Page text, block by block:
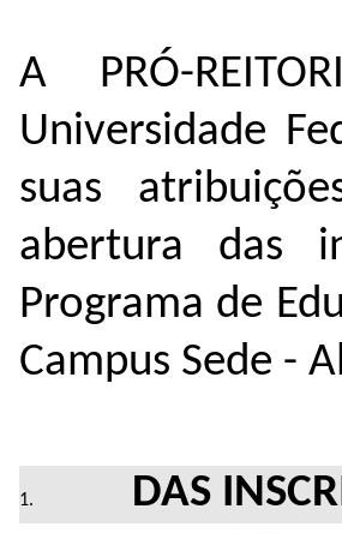
A PRÓ-
Universidade
suas
abertura das
Programa de
Campus Sede -
DAS